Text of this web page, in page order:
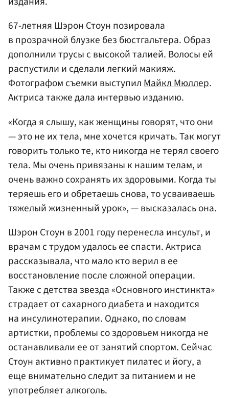
67-летняя Шэрон Стоун позировала
в прозрачной блузке без бюстгальтера. Образ
дополнили трусы с высокой талией. Волосы ей
распустили и сделали легкий макияж.
Фотографом съемки выступилМайкл Мюллер.
Актриса также дала интервью изданию.
«Когда я слышу, как женщины говорят, что они
— это не их тела, мне хочется кричать. Так могут
говорить только те, кто никогда не терял своего
тела. Мы очень привязаны к нашим телам, и
очень важно сохранять их здоровыми. Когда ты
теряешь его и обретаешь снова, то усваиваешь
тяжелый жизненный урок», — высказалась она.
Шэрон Стоун в 2001 году перенесла инсульт, и
врачам с трудом удалось ее спасти. Актриса
рассказывала, что мало кто верил в ее
восстановление после сложной операции.
Также с детства звезда «Основного инстинкта»
страдает от сахарного диабета и находится
на инсулинотерапии. Однако, по словам
артистки, проблемы со здоровьем никогда не
останавливали ее от занятий спортом. Сейчас
Стоун активно практикует пилатес и йогу, а
еще внимательно следит за питанием и не
употребляет алкоголь.